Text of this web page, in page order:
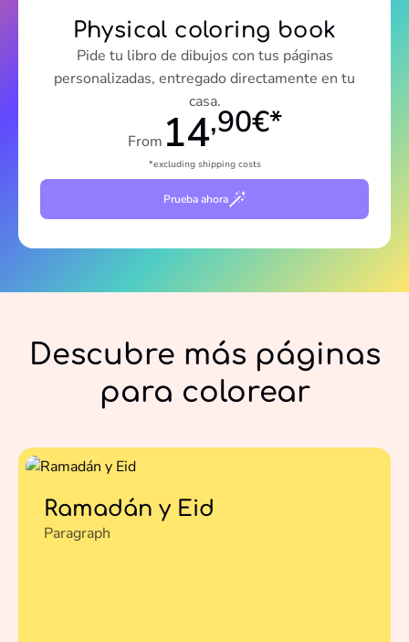
Physical coloring book
Pide tu libro de dibujos con tus páginas
personalizadas, entregado directamente en tu
casa.
From 14,90€*
*excluding shipping costs
Prueba ahora
Descubre más páginas
para colorear
Ramadán y Eid
Paragraph